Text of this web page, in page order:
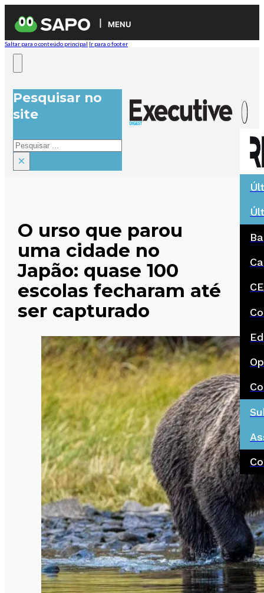
MENU
Saltar para o conteúdo principal Ir para o footer
Pesquisar no
site
Pesquisar
×
O urso que parou
uma cidade no
Japão: quase 100
escolas fecharam até
ser capturado